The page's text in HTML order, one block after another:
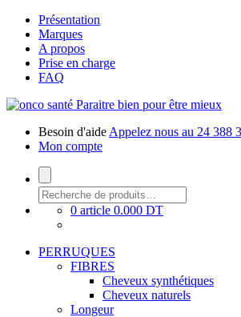
Présentation
Marques
A propos
Prise en charge
FAQ
Paraitre bien pour être mieux
Besoin d'aide Appelez nous au 24 388
Mon compte
0 article 0.000 DT
PERRUQUES
FIBRES
Cheveux synthétiques
Cheveux naturels
Longeur